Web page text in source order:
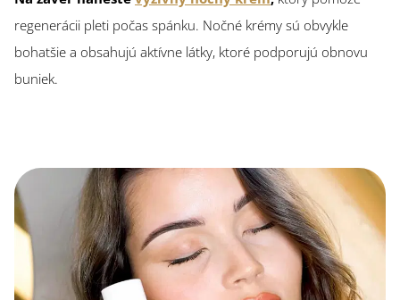
regenerácii pleti počas spánku. Nočné krémy sú obvykle
bohatšie a obsahujú aktívne látky, ktoré podporujú obnovu
buniek.